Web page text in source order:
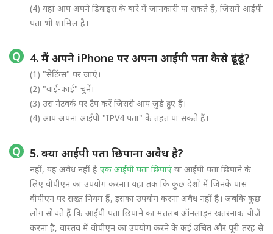
(4) यहां आप अपने डिवाइस के बारे में जानकारी पा सकते हैं, जिसमें आईपी
पता भी शामिल है।
4. मैं अपने iPhone पर अपना आईपी पता कैसे ढूंढूं?
(1) "सेटिंग्स" पर जाएं।
(2) "वाई-फाई" चुनें।
(3) उस नेटवर्क पर टैप करें जिससे आप जुड़े हुए हैं।
(4) आप अपना आईपी "IPV4 पता" के तहत पा सकते हैं।
5. क्या आईपी पता छिपाना अवैध है?
नहीं, यह अवैध नहीं है एक आईपी पता छिपाएं या आईपी पता छिपाने के
लिए वीपीएन का उपयोग करना। यहां तक कि कुछ देशों में जिनके पास
वीपीएन पर सख्त नियम हैं, इसका उपयोग करना अवैध नहीं है। जबकि कुछ
लोग सोचते हैं कि आईपी पता छिपाने का मतलब ऑनलाइन खतरनाक चीजें
करना है, वास्तव में वीपीएन का उपयोग करने के कई उचित और पूरी तरह से